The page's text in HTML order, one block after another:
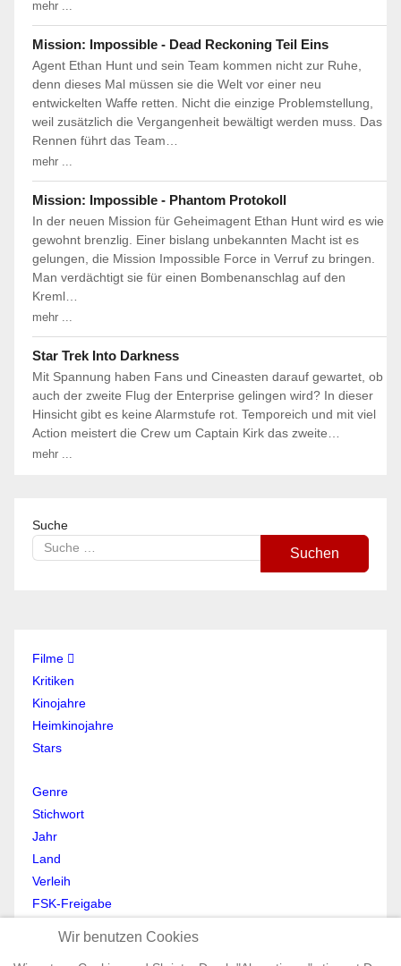
mehr ...
Mission: Impossible - Dead Reckoning Teil Eins
Agent Ethan Hunt und sein Team kommen nicht zur Ruhe,
denn dieses Mal müssen sie die Welt vor einer neu
entwickelten Waffe retten. Nicht die einzige Problemstellung,
weil zusätzlich die Vergangenheit bewältigt werden muss. Das
Rennen führt das Team…
mehr ...
Mission: Impossible - Phantom Protokoll
In der neuen Mission für Geheimagent Ethan Hunt wird es wie
gewohnt brenzlig. Einer bislang unbekannten Macht ist es
gelungen, die Mission Impossible Force in Verruf zu bringen.
Man verdächtigt sie für einen Bombenanschlag auf den
Kreml…
mehr ...
Star Trek Into Darkness
Mit Spannung haben Fans und Cineasten darauf gewartet, ob
auch der zweite Flug der Enterprise gelingen wird? In dieser
Hinsicht gibt es keine Alarmstufe rot. Temporeich und mit viel
Action meistert die Crew um Captain Kirk das zweite…
mehr ...
Suche
Suchen
Filme
Kritiken
Kinojahre
Heimkinojahre
Stars
Genre
Stichwort
Jahr
Land
Verleih
FSK-Freigabe
Wir benutzen Cookies